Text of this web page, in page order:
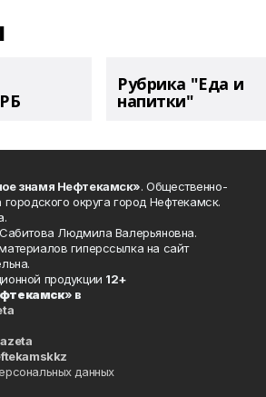
Рубрика "Еда и
напитки"
знамя Нефтекамск». Общественно-
городского округа город Нефтекамск.
Людмила Валерьяновна.
гиперссылка на сайт
продукции 12+
» в
данных